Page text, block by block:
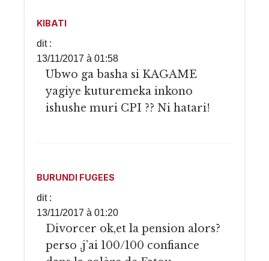
KIBATI
dit :
13/11/2017 à 01:58
Ubwo ga basha si KAGAME
yagiye kuturemeka inkono
ishushe muri CPI ?? Ni hatari!
BURUNDI FUGEES
dit :
13/11/2017 à 01:20
Divorcer ok,et la pension alors?
perso ,j’ai 100/100 confiance